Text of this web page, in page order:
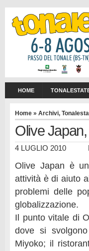
HOME
Home » Archivi,
Olive
4 LUGLIO 2010
Olive Japan è
attività è di aiuto
problemi delle
globalizzazione.
Il punto vitale di
dove si
Miyoko; il